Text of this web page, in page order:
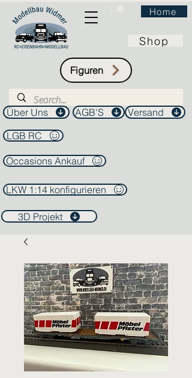
Home
Shop
Figuren
Über Uns AGB'S
Versand
LGB RC
Occasions Ankauf
LKW 1:14 konfigurieren
3D Projekt